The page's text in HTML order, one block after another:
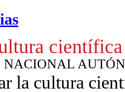
científica
la cultura